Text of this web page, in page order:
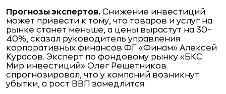
Прогнозы экспертов. Снижение инвестиций
может привести к тому, что товаров и услуг на
рынке станет меньше, а цены вырастут на 30–
40%, сказал руководитель управления
корпоративных финансов ФГ «Финам» Алексей
Курасов. Эксперт по фондовому рынку «БКС
Мир инвестиций» Олег Решетников
спрогнозировал, что у компаний возникнут
убытки, а рост ВВП замедлится.